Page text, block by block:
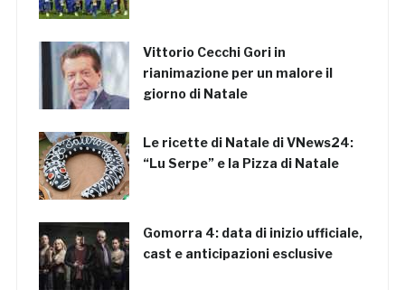
Vittorio Cecchi Gori in
rianimazione per un malore il
giorno di Natale
Le ricette di Natale di VNews24:
“Lu Serpe” e la Pizza di Natale
Gomorra 4: data di inizio ufficiale,
cast e anticipazioni esclusive